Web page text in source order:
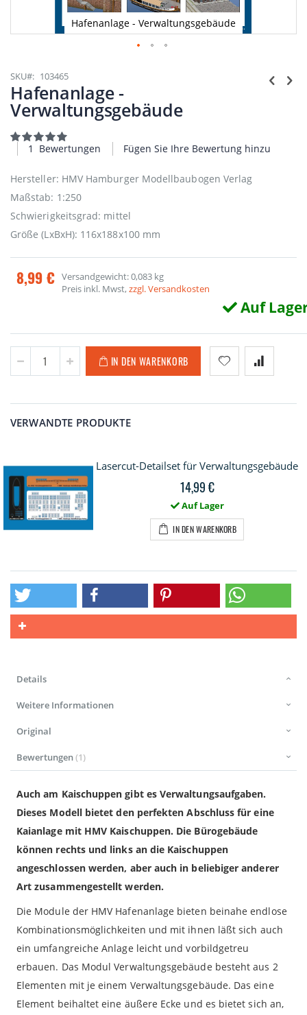
Hafenanlage - Verwaltungsgebäude
Anfang
der
Bildgalerie
springen
SKU 103465
Hafenanlage -
Verwaltungsgebäude
Bewertung:
100
1 Bewertungen Fügen Sie Ihre Bewertung hinzu
Hersteller: HMV Hamburger Modellbaubogen Verlag
Maßstab: 1:250
Schwierigkeitsgrad: mittel
Größe (LxBxH): 116x188x100 mm
8,99 € Versandgewicht: 0,083 kg
Preis inkl. Mwst,zzgl. Versandkosten
Auf
IN DEN WARENKORB
VERWANDTE PRODUKTE
Lasercut-Detailset für Verwaltungsgebäude
14,99 €
Auf Lager
IN DEN WARENKORB
Details
Weitere Informationen
Original
Bewertungen 1
Auch am Kaischuppen gibt es Verwaltungsaufgaben.
Dieses Modell bietet den perfekten Abschluss für eine
Kaianlage mit HMV Kaischuppen. Die Bürogebäude
können rechts und links an die Kaischuppen
angeschlossen werden, aber auch in beliebiger anderer
Art zusammengestellt werden.
Die Module der HMV Hafenanlage bieten beinahe endlose
Kombinationsmöglichkeiten und mit ihnen läßt sich auch
ein umfangreiche Anlage leicht und vorbildgetreu
erbauen. Das Modul Verwaltungsgebäude besteht aus 2
Elementen mit je einem Verwaltungsgebäude. Das eine
Element beihaltet eine äußere Ecke und es bietet sich an,